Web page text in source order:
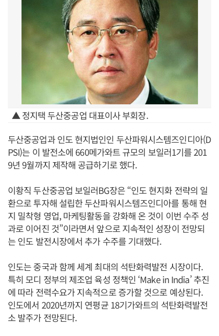
▲ 정지택 두산중공업 대표이사 부회장.
두산중공업과 인도 현지법인인 두산파워시스템즈인디아(D
PSI)는 이 발전소에 660메가와트 규모의 보일러1기를 201
9년 9월까지 제작해 공급하기로 했다.
이황직 두산중공업 보일러BG장은 “인도 현지화 전략의 일
환으로 투자해 설립한 두산파워시스템즈인디아를 통해 현
지 밀착형 영업, 마케팅활동을 강화해 온 것이 이번 수주 성
과로 이어진 것”이라면서 앞으로 지속적인 성장이 전망되
는 인도 발전시장에서 추가 수주를 기대했다.
인도는 중국과 함께 세계 최대의 석탄화력발전 시장이다.
특히 모디 정부의 제조업 육성 정책인 ‘Make in India’ 추진
에 따라 전력수요가 지속적으로 증가할 것으로 예상된다.
인도에서 2020년까지 연평균 18기가와트의 석탄화력발전
소 발주가 전망된다.